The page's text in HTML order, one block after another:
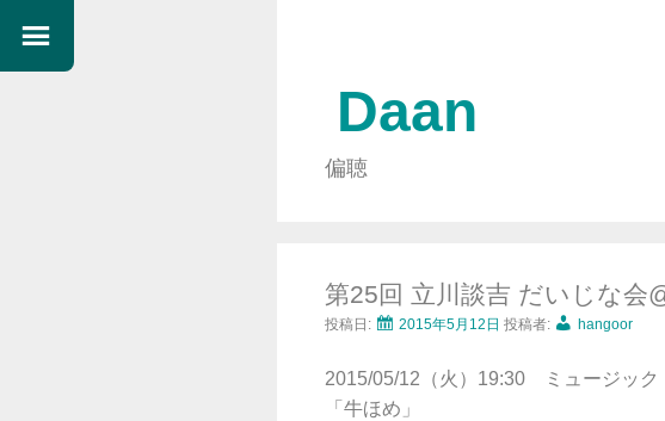
Daan
偏聴
第25回 立川談吉 だいじな会
投稿日: 2015年5月12日 投稿者: hangoor
2015/05/12（火）19:30 ミュージック
「牛ほめ」